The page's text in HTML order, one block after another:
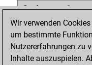
Springeropfer
Bauernopfer
Matt auf vollem
Bauer setzt Matt
Wir verwenden
um bestimmte
Nutzererfahrungen zu
Inhalte auszuspielen.